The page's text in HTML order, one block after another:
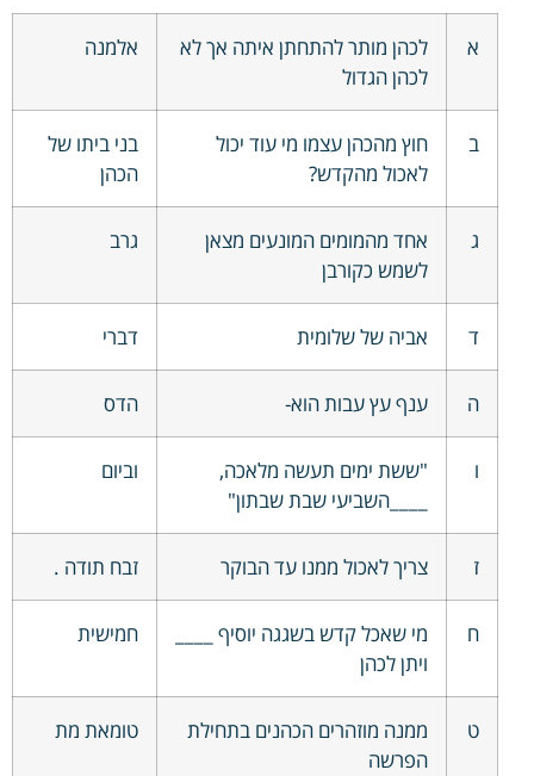
א
לכהן מותר להתחתן איתה אך לא
לכהן הגדול
אלמנה
ב
חוץ מהכהן עצמו מי עוד יכול
לאכול מהקדש?
בני ביתו של
הכהן
ג
אחד מהמומים המונעים מצאן
לשמש כקורבן
גרב
ד אביה של שלומית דברי
ה ענף עץ עבות הוא- הדס
ו
"ששת ימים תעשה מלאכה,
____השביעי שבת שבתון"
וביום
ז צריך לאכול ממנו עד הבוקר זבח תודה .
ח
מי שאכל קדש בשגגה יוסיף ____
ויתן לכהן
חמישית
ט
ממנה מוזהרים הכהנים בתחילת
הפרשה
טומאת מת